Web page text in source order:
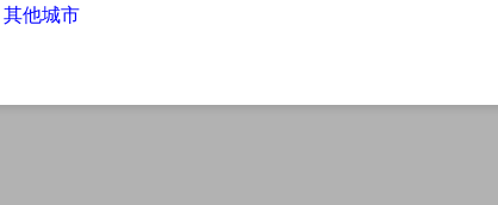
其他城市